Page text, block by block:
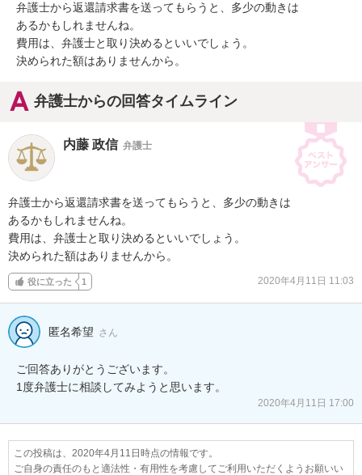
弁護士から返還請求書を送ってもらうと、多少の動きは
あるかもしれませんね。
費用は、弁護士と取り決めるといいでしょう。
決められた額はありませんから。
弁護士からの回答タイムライン
内藤 政信 弁護士
弁護士から返還請求書を送ってもらうと、多少の動きは
あるかもしれませんね。
費用は、弁護士と取り決めるといいでしょう。
決められた額はありませんから。
役に立った 1 2020年4月11日 11:03
匿名希望 さん
ご回答ありがとうございます。
1度弁護士に相談してみようと思います。
2020年4月11日 17:00
この投稿は、2020年4月11日時点の情報です。
ご自身の責任のもと適法性・有用性を考慮してご利用いただくようお願いい